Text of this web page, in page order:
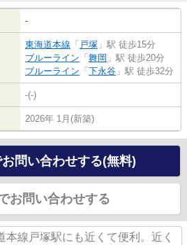
-
東海道本線 「 戸塚 」駅 徒歩15分
ブルーライン 「 舞岡 」駅 徒歩20分
ブルーライン 「 下永谷 」駅 徒歩32分
-(-)
2026年 1月(新築)
問い合わせする(無料)
お問い合わせする
本線戸塚駅にも近くて便利。近く